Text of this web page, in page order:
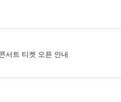
서트 티켓 오픈 안내